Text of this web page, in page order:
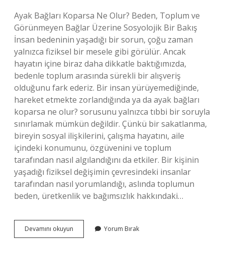
Ayak Bağları Koparsa Ne Olur? Beden, Toplum ve
Görünmeyen Bağlar Üzerine Sosyolojik Bir Bakış
İnsan bedeninin yaşadığı bir sorun, çoğu zaman
yalnızca fiziksel bir mesele gibi görülür. Ancak
hayatın içine biraz daha dikkatle baktığımızda,
bedenle toplum arasında sürekli bir alışveriş
olduğunu fark ederiz. Bir insan yürüyemediğinde,
hareket etmekte zorlandığında ya da ayak bağları
koparsa ne olur? sorusunu yalnızca tıbbi bir soruyla
sınırlamak mümkün değildir. Çünkü bir sakatlanma,
bireyin sosyal ilişkilerini, çalışma hayatını, aile
içindeki konumunu, özgüvenini ve toplum
tarafından nasıl algılandığını da etkiler. Bir kişinin
yaşadığı fiziksel değişimin çevresindeki insanlar
tarafından nasıl yorumlandığı, aslında toplumun
beden, üretkenlik ve bağımsızlık hakkındaki…
Devamını okuyun
bağları
Yorum Bırak